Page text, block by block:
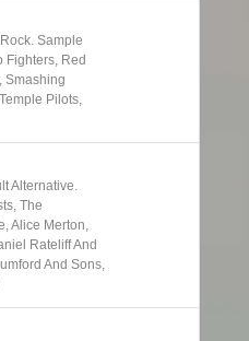
Sample
Fighters, Red
Smashing
Pilots,
Alternative.
The
Alice Merton,
Rateliff And
And Sons,